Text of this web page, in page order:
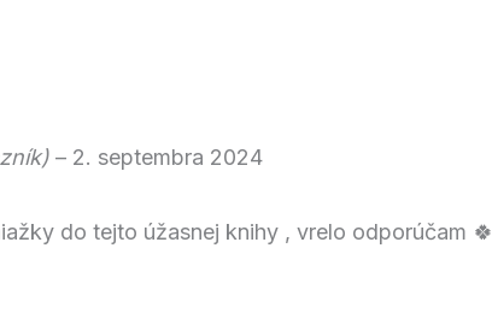
– 2. septembra 2024
do tejto úžasnej knihy , vrelo odporúčam 🍀